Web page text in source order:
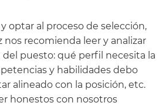
optar al proceso de selección,
nos recomienda leer y analizar
puesto: qué perfil necesita la
y habilidades debo
alineado con la posición, etc.
honestos con nosotros